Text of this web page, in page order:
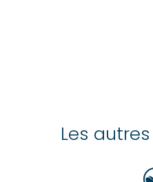
Les autres